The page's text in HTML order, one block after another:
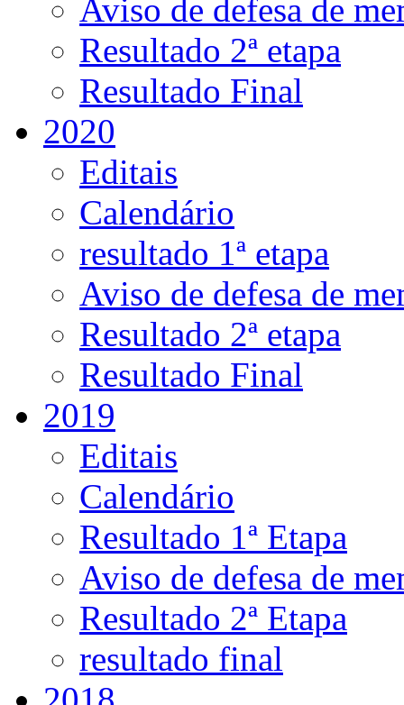
Aviso de defesa de
Resultado 2ª etapa
Resultado Final
2020
Editais
Calendário
resultado 1ª etapa
Aviso de defesa de
Resultado 2ª etapa
Resultado Final
2019
Editais
Calendário
Resultado 1ª Etapa
Aviso de defesa de
Resultado 2ª Etapa
resultado final